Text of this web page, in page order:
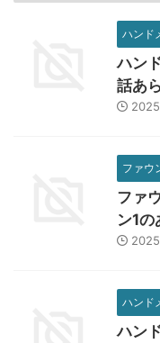
ハンド
ハン
話あ
ファウ
ファ
ン1
ハンド
ハン